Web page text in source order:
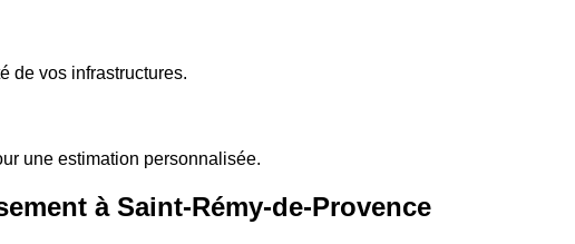
de vos infrastructures.
une estimation personnalisée.
à Saint-Rémy-de-Provence